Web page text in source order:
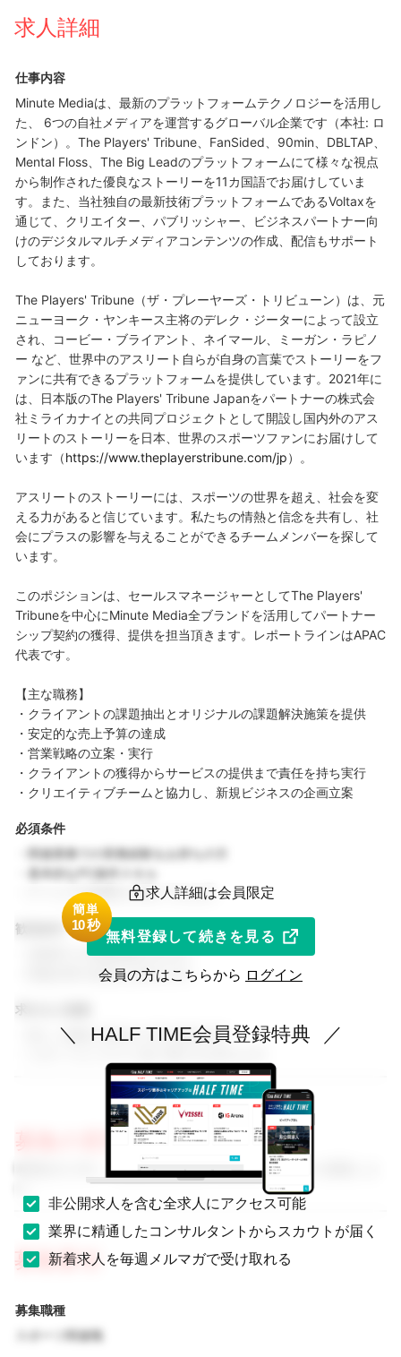
求人詳細
仕事内容
Minute Mediaは、最新のプラットフォームテクノロジーを活用し
た、 6つの自社メディアを運営するグローバル企業です（本社: ロ
ンドン）。The Players' Tribune、FanSided、90min、DBLTAP、
Mental Floss、The Big Leadのプラットフォームにて様々な視点
から制作された優良なストーリーを11カ国語でお届けしていま
す。また、当社独自の最新技術プラットフォームであるVoltaxを
通じて、クリエイター、パブリッシャー、ビジネスパートナー向
けのデジタルマルチメディアコンテンツの作成、配信もサポート
しております。
The Players' Tribune（ザ・プレーヤーズ・トリビューン）は、元
ニューヨーク・ヤンキース主将のデレク・ジーターによって設立
され、コービー・ブライアント、ネイマール、ミーガン・ラピノ
ー など、世界中のアスリート自らが自身の言葉でストーリーをフ
ァンに共有できるプラットフォームを提供しています。2021年に
は、日本版のThe Players' Tribune Japanをパートナーの株式会
社ミライカナイとの共同プロジェクトとして開設し国内外のアス
リートのストーリーを日本、世界のスポーツファンにお届けして
います（https://www.theplayerstribune.com/jp）。
アスリートのストーリーには、スポーツの世界を超え、社会を変
える力があると信じています。私たちの情熱と信念を共有し、社
会にプラスの影響を与えることができるチームメンバーを探して
います。
このポジションは、セールスマネージャーとしてThe Players'
Tribuneを中心にMinute Media全ブランドを活用してパートナー
シップ契約の獲得、提供を担当頂きます。レポートラインはAPAC
代表です。
【主な職務】
・クライアントの課題抽出とオリジナルの課題解決施策を提供
・安定的な売上予算の達成
・営業戦略の立案・実行
・クライアントの獲得からサービスの提供まで責任を持ち実行
・クリエイティブチームと協力し、新規ビジネスの企画立案
必須条件
・関連業務での実務経験をお持ちの方
・基本的なPC操作スキル
・チームでの協働を大切にできる方
歓迎条件
・同業界での就業経験がある方
・関連分野の知見をお持ちの方
求める人物像
・新しい挑戦に前向きに取り組める方
募集の背景
事業拡大に伴い、組織体制を強化するためのメンバーを募集しま
募集要項
募集職種
スポーツ関連職
求人詳細は会員限定
簡単
10秒
無料登録して続きを見る
会員の方はこちらから ログイン
＼ HALF TIME会員登録特典 ／
非公開求人を含む全求人にアクセス可能
業界に精通したコンサルタントからスカウトが届く
新着求人を毎週メルマガで受け取れる